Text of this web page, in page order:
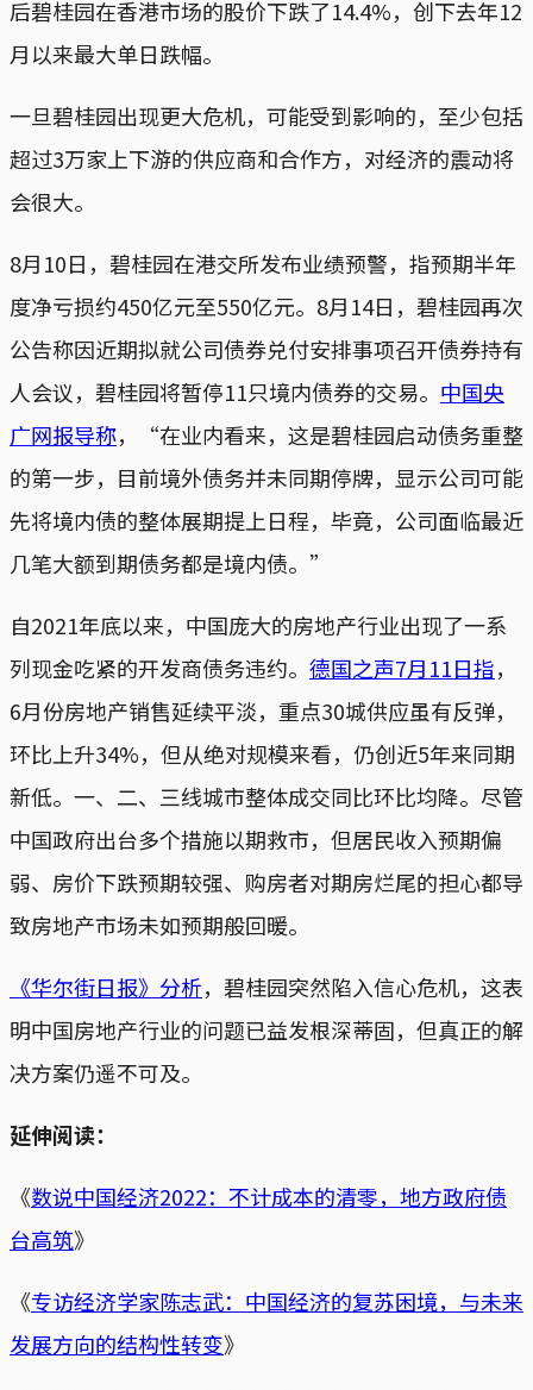
后碧桂园在香港市场的股价下跌了14.4%，创下去年12
月以来最大单日跌幅。
一旦碧桂园出现更大危机，可能受到影响的，至少包括
超过3万家上下游的供应商和合作方，对经济的震动将
会很大。
8月10日，碧桂园在港交所发布业绩预警，指预期半年
度净亏损约450亿元至550亿元。8月14日，碧桂园再次
公告称因近期拟就公司债券兑付安排事项召开债券持有
人会议，碧桂园将暂停11只境内债券的交易。 中国央
广网报导称，“在业内看来，这是碧桂园启动债务重整
的第一步，目前境外债务并未同期停牌，显示公司可能
先将境内债的整体展期提上日程，毕竟，公司面临最近
几笔大额到期债务都是境内债。”
自2021年底以来，中国庞大的房地产行业出现了一系
列现金吃紧的开发商债务违约。 德国之声7月11日指，
6月份房地产销售延续平淡，重点30城供应虽有反弹，
环比上升34%，但从绝对规模来看，仍创近5年来同期
新低。一、二、三线城市整体成交同比环比均降。尽管
中国政府出台多个措施以期救市，但居民收入预期偏
弱、房价下跌预期较强、购房者对期房烂尾的担心都导
致房地产市场未如预期般回暖。
《华尔街日报》分析，碧桂园突然陷入信心危机，这表
明中国房地产行业的问题已益发根深蒂固，但真正的解
决方案仍遥不可及。
延伸阅读：
《数说中国经济2022：不计成本的清零，地方政府债
台高筑》
《专访经济学家陈志武：中国经济的复苏困境，与未来
发展方向的结构性转变》